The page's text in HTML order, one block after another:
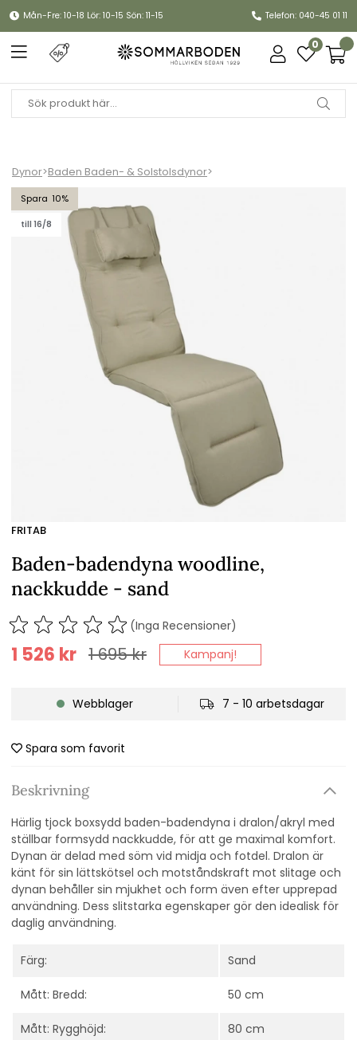
Mån-Fre: 10-18 Lör: 10-15 Sön: 11-15 Telefon: 040-45 01 11
0
Dynor>Baden Baden- & Solstolsdynor>
10
till 16/8
Baden-badendyna woodline, nackkudde - sand
FRITAB
Baden-badendyna woodline,
nackkudde - sand
(Inga Recensioner)
1 695kr
1 526 kr Kampanj!
Webblager 7 - 10 arbetsdagar
Spara som favorit
Beskrivning
Härlig tjock boxsydd baden-badendyna i dralon/akryl med
ställbar formsydd nackkudde, för att ge maximal komfort.
Dynan är delad med söm vid midja och fotdel. Dralon är
känt för sin lättskötsel och motståndskraft mot slitage och
dynan behåller sin mjukhet och form även efter upprepad
användning. Dess slitstarka egenskaper gör den idealisk för
daglig användning.
Färg: Sand
Mått: Bredd: 50 cm
Mått: Rygghöjd: 80 cm